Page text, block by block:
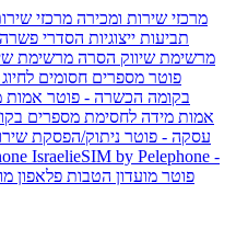
מרכזי שירות ומכירה מרכזי
תביעות ייצוגיות הסדרי פשרה
מרשימת שיווק הסרה מרשימת
פוטר מספרים חסומים
בקומה הכשרה - פוטר אמות
אמות מידה לחסימת מספרים
עסקה - פוטר ניתוק/הפסקת
IsraelieSIM by Pelephone -
פוטר מועדון הטבות פלאפון